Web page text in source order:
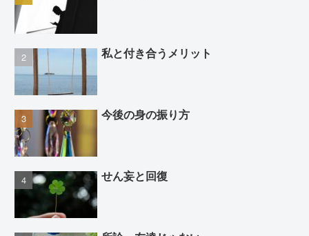
私と付き合うメリット
今後の身の振り方
せん妄と回復